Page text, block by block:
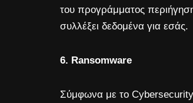
του προγράμματος
συλλέξει δεδομένα για εσάς.
6. Ransomware
Σύμφωνα με το Cybersecurity